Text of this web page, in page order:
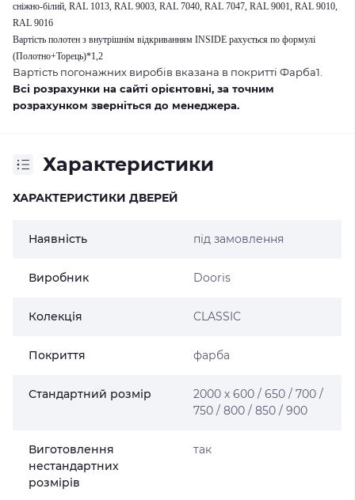
сніжно-білий, RAL 1013, RAL 9003, RAL 7040, RAL 7047, RAL 9001, RAL 9010,
RAL 9016
Вартість полотен з внутрішнім відкриванням INSIDE рахується по формулі
(Полотно+Торець)*1,2
Вартість погонажних виробів вказана в покритті Фарба1.
Всі розрахунки на сайті орієнтовні, за точним
розрахунком зверніться до менеджера.
Характеристики
ХАРАКТЕРИСТИКИ ДВЕРЕЙ
Наявність під замовлення
Виробник Dooris
Колекція CLASSIC
Покриття фарба
Стандартний розмір
2000 х 600 / 650 / 700 /
750 / 800 / 850 / 900
Виготовлення
нестандартних
розмірів
так